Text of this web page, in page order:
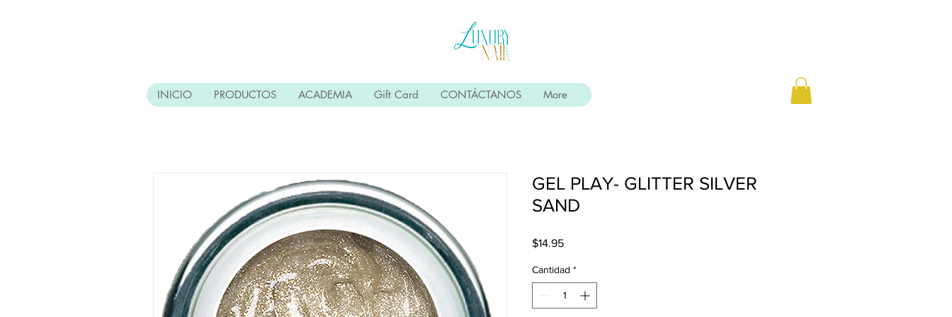
GEL PLAY- GLITTER SILVER
SAND
$14.95Precio
Cantidad *
INICIO PRODUCTOS ACADEMIA Gift Card CONTÁCTANOS More